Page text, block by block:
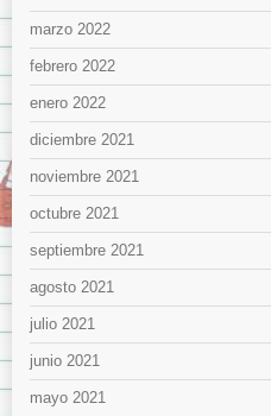
marzo 2022
febrero 2022
enero 2022
diciembre 2021
noviembre 2021
octubre 2021
septiembre 2021
agosto 2021
julio 2021
junio 2021
mayo 2021